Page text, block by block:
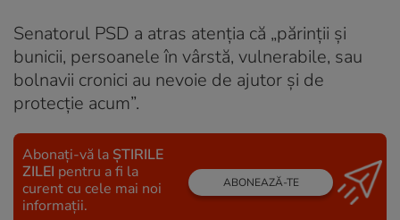
Senatorul PSD a atras atenţia că „părinţii şi
bunicii, persoanele în vârstă, vulnerabile, sau
bolnavii cronici au nevoie de ajutor şi de
protecţie acum”.
Abonați-vă la ȘTIRILE
ZILEI pentru a fi la
curent cu cele mai noi
informații.
ABONEAZĂ-TE